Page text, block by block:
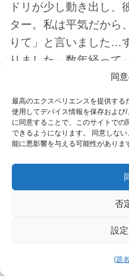
同
最高のエクスペリエンスを提供す
使用してデバイス情報を保存およ
に同意することで、このサイトで
できるようになります。 同意しな
能に悪影響を与える可能性がありま
否
設
{題
ドリが少し動き出し、
ター。私は平気だから
りて」と言いました…
りました。数年経って
を読み返してみると
に深く刻み込まれてい
れは、父が飼っていた
す。